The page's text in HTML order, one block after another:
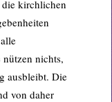
kirchlichen
nichts,
ausbleibt. Die
von daher